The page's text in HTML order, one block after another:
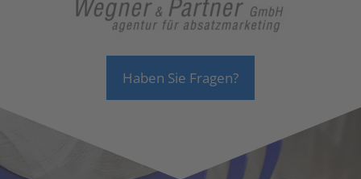
Haben Sie Fragen?